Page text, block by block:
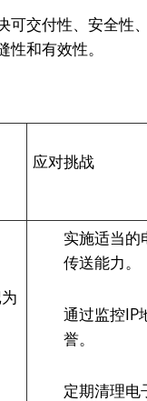
交付性、安全
性和有效性。
应对挑战
实施适当的
传送能力。
通过监控IP
誉。
定期清理电